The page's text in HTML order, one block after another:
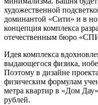
художественной
доминантой «Сити» и в
концепция комплекса
отечественным бюро
Идея комплекса
выдающегося физика,
Поэтому в дизайне
физическим формулам
метра квартир в «Дом
рублей.